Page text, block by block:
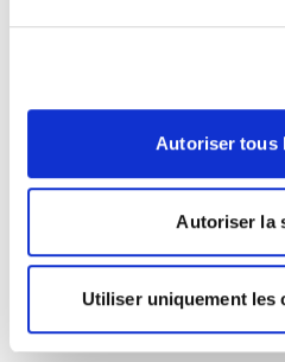
Autoriser tous
Autoriser la
Utiliser uniquement les